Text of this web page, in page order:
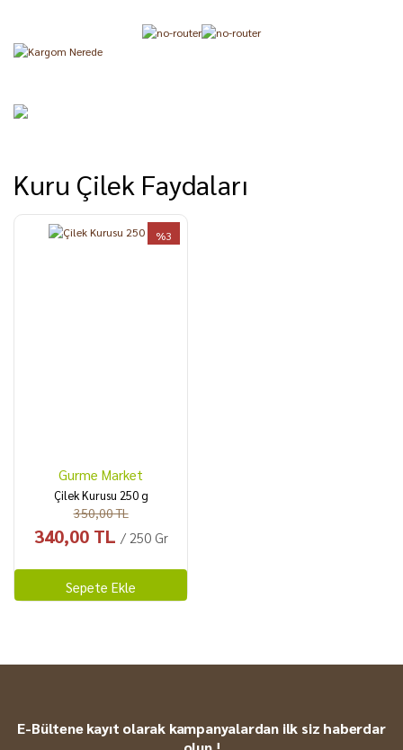
Kuru Çilek Faydaları
%3
Gurme Market
Çilek Kurusu 250 g
350,00 TL
340,00 TL / 250 Gr
Sepete Ekle
E-Bültene kayıt olarak kampanyalardan ilk siz haberdar